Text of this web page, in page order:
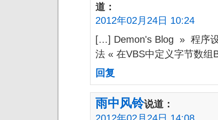
道：
2012年02月24日 10:24
[…] Demon's Blog » 程序
法 « 在VBS中定义字节数
回复
雨中风铃说道：